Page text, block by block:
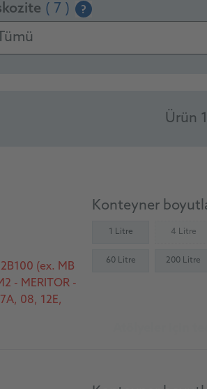
( 7 ) ?
Ürün
(ex. MB
- MERITOR -
08, 12E,
Konteyner
1 Litre 4 Litre
(Not
60 Litre 200 Litre